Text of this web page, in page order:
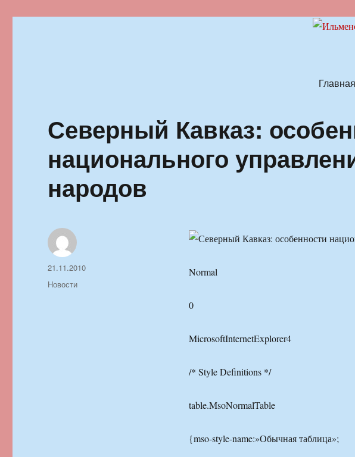
Главная
Северный Кавказ:
национального
народов
Normal
0
MicrosoftInternetExplorer4
/* Style Definitions */
table.MsoNormalTable
{mso-style-name:»Обычная таблица»;
Автор
Опубликовано
21.11.2010
Рубрики
Новости